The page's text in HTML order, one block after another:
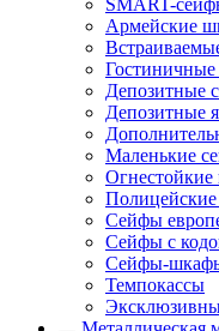
Армейские
Депозитные
Депозитные
Маленькие
Огнестойкие
Сейфы
Сейфы с
Сейфы-
Темпокассы